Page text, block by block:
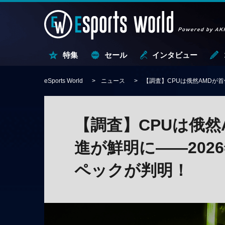
特集 セール インタビュー
eSports World ニュース 【調査】CPUは俄然AMDが
【調査】CPUは俄
進が鮮明に――2026
ペックが判明！